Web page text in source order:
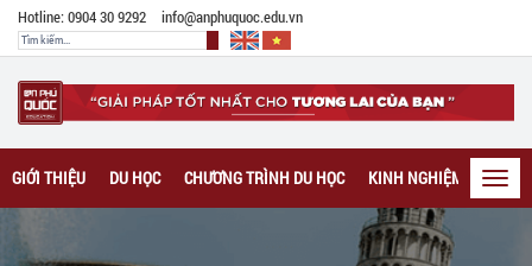
Hotline: 0904 30 9292 info@anphuquoc.edu.vn
GIỚI THIỆU DU HỌC CHƯƠNG TRÌNH DU HỌC KINH NGHIỆM DU HỌC